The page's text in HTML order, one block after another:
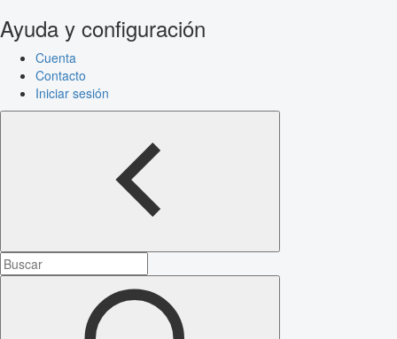
Ayuda y configuración
Cuenta
Contacto
Iniciar sesión